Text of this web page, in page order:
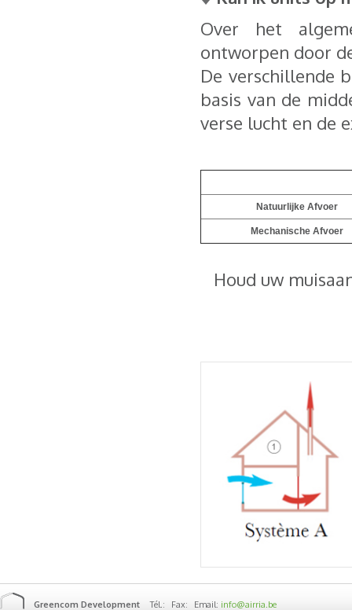
Over het
ontworpen door
De verschillende
basis van de
verse lucht en de
Natuurlijke Afvoer
Mechanische Afvoer
Houd uw
Greencom Development Tél.: Fax: Email: info@airria.be